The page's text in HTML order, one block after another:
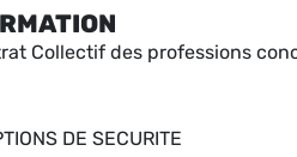
Collectif des professions
DE SECURITE